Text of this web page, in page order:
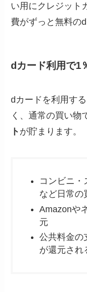
い用にクレジット
費がずっと無料の
dカード利用で1
dカードを利用す
く、通常の買い物
ト が貯まります。
コンビニ・
など日常の
Amazonや
元
公共料金の
が還元され